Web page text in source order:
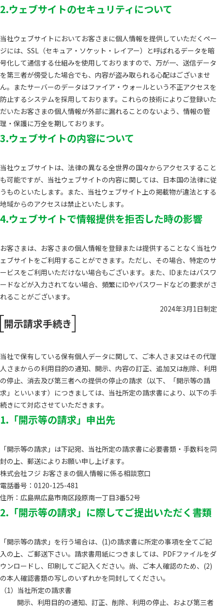
2.ウェブサイトのセキュリティについて
当社ウェブサイトにおいてお客さまに個人情報を提供していただくペー
ジには、SSL（セキュア・ソケット・レイアー）と呼ばれるデータを暗
号化して通信する仕組みを使用しておりますので、万が一、送信データ
を第三者が傍受した場合でも、内容が盗み取られる心配はございませ
ん。またサーバーのデータはファイア・ウォールという不正アクセスを
防止するシステムを採用しております。これらの技術によりご登録いた
だいたお客さまの個人情報が外部に漏れることのないよう、情報の管
理・保護に万全を期しております。
3.ウェブサイトの内容について
当社ウェブサイトは、法律の異なる全世界の国々からアクセスすること
も可能ですが、当社ウェブサイトの内容に関しては、日本国の法律に従
うものといたします。また、当社ウェブサイト上の掲載物が違法とする
地域からのアクセスは禁止といたします。
4.ウェブサイトで情報提供を拒否した時の影響
お客さまは、お客さまの個人情報を登録または提供することなく当社ウ
ェブサイトをご利用することができます。ただし、その場合、特定のサ
ービスをご利用いただけない場合もございます。また、IDまたはパスワ
ードなどが入力されてない場合、頻繁にIDやパスワードなどの要求がさ
れることがございます。
2024年3月1日制定
開示請求手続き
当社で保有している保有個人データに関して、ご本人さま又はその代理
人さまからの利用目的の通知、開示、内容の訂正、追加又は削除、利用
の停止、消去及び第三者への提供の停止の請求（以下、「開示等の請
求」といいます）につきましては、当社所定の請求書により、以下の手
続きにて対応させていただきます。
1.「開示等の請求」申出先
「開示等の請求」は下記宛、当社所定の請求書に必要書類・手数料を同
封の上、郵送によりお願い申し上げます。
株式会社フジ お客さまの個人情報に係る相談窓口
電話番号：0120-125-481
住所：広島県広島市南区段原南一丁目3番52号
2.「開示等の請求」に際してご提出いただく書類
「開示等の請求」を行う場合は、(1)の請求書に所定の事項を全てご記
入の上、ご郵送下さい。請求書用紙につきましては、PDFファイルをダ
ウンロードし、印刷してご記入ください。尚、ご本人確認のため、(2)
の本人確認書類の写しのいずれかを同封してください。
当社所定の請求書
開示、利用目的の通知、訂正、削除、利用の停止、および第三者